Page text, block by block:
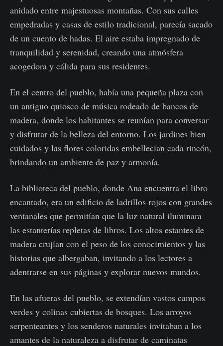
anidado entre majestuosas montañas. Con sus calles
empedradas y casas de estilo tradicional, parecía sacado
de un cuento de hadas. El aire estaba impregnado de
tranquilidad y serenidad, creando una atmósfera
acogedora y cálida para sus residentes.
En el centro del pueblo, había una pequeña plaza con
un antiguo quiosco de música rodeado de bancos de
madera, donde los habitantes se reunían para conversar
y disfrutar de la belleza del entorno. Los jardines bien
cuidados y las flores coloridas embellecían cada rincón,
brindando un ambiente de paz y armonía.
La biblioteca del pueblo, donde Ana encuentra el libro
encantado, era un edificio de ladrillos rojos con grandes
ventanales que permitían que la luz natural iluminara
las estanterías repletas de libros. Los altos estantes de
madera crujían con el peso de los conocimientos y las
historias que albergaban, invitando a los lectores a
adentrarse en sus páginas y explorar nuevos mundos.
En las afueras del pueblo, se extendían vastos campos
verdes y colinas cubiertas de bosques. Los arroyos
serpenteantes y los senderos naturales invitaban a los
amantes de la naturaleza a disfrutar de caminatas